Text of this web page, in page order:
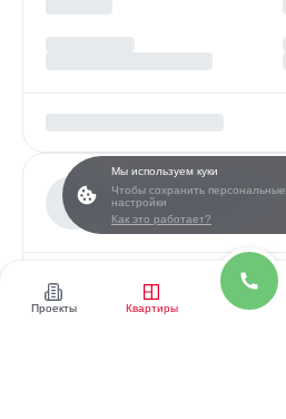
Проекты Квартиры
Мы используем куки
Чтобы сохранить персональные
настройки
Как это работает?